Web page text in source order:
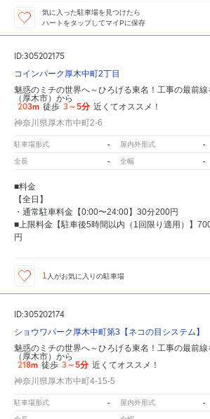
気に入った駐車場を見つけたら
ハートをタップしてマイPに保存
ID:305202175
コインパーク厚木中町2丁目
魅惑のミチの世界へ～ひろげる東名！工事の最前
（厚木市）から
203m 徒歩 3～5分 近くてオススメ！
神奈川県厚木市中町2-6
駐車場形式 - 屋内外形式 -
全長 - 全幅 -
■料金
【全日】
・通常駐車料金【0:00〜24:00】30分200円
■上限料金【駐車後5時間以内（1回限り適用）】
円
1 人がお気に入りの駐車場
ID:305202174
ショウワパーク厚木中町第3【ネコの目システム】
魅惑のミチの世界へ～ひろげる東名！工事の最前
（厚木市）から
218m 徒歩 3～5分 近くてオススメ！
神奈川県厚木市中町4-15-5
駐車場形式 - 屋内外形式 -